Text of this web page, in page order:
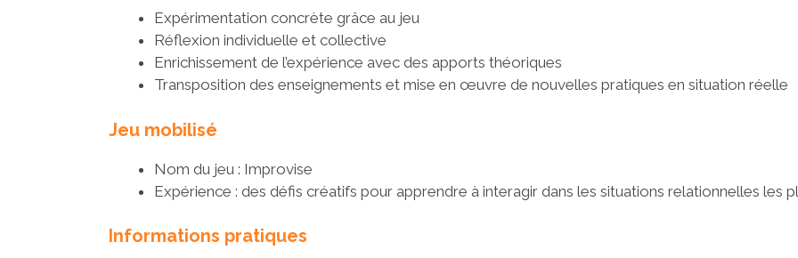
Expérimentation concrète grâce au jeu
Réflexion individuelle et collective
Enrichissement de l’expérience avec des apports théoriques
Transposition des enseignements et mise en œuvre de nouvelles pratiques en situation réelle
Jeu mobilisé
Nom du jeu : Improvise
Expérience : des défis créatifs pour apprendre à interagir dans les situations relationnelles les
Informations pratiques